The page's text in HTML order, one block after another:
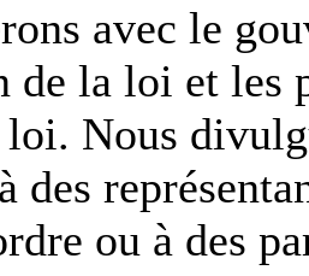
avec le
de la loi et les
loi. Nous
des
ou à des